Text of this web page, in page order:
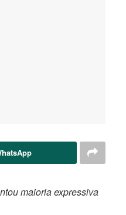
maioria expressiva